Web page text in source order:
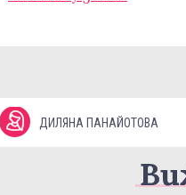
ДИЛЯНА ПАНАЙОТОВА